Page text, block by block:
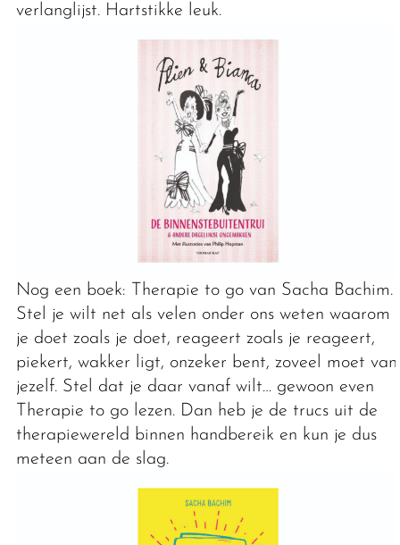
verlanglijst. Hartstikke leuk.
Nog een boek: Therapie to go van Sacha Bachim.
Stel je wilt net als velen onder ons weten waarom
je doet zoals je doet, reageert zoals je reageert,
piekert, wakker ligt, onzeker bent, zoveel moet van
jezelf. Stel dat je daar vanaf wilt… gewoon even
Therapie to go lezen. Dan heb je de trucs uit de
therapiewereld binnen handbereik en kun je dus
meteen aan de slag.